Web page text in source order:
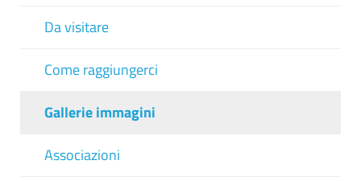
Da visitare
Come raggiungerci
Gallerie immagini
Associazioni